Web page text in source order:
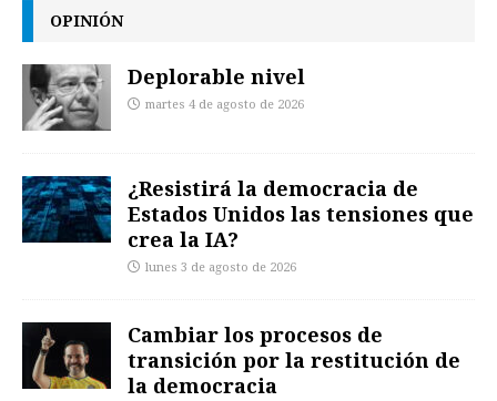
OPINIÓN
Deplorable nivel
martes 4 de agosto de 2026
¿Resistirá la democracia de
Estados Unidos las tensiones que
crea la IA?
lunes 3 de agosto de 2026
Cambiar los procesos de
transición por la restitución de
la democracia